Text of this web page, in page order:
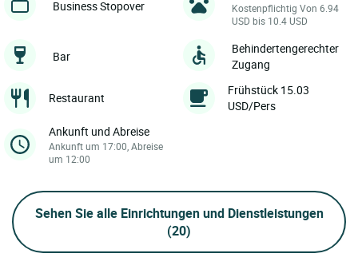
Business Stopover
Kostenpflichtig Von 6.94
USD bis 10.4 USD
Bar
Behindertengerechter
Zugang
Restaurant
Frühstück 15.03
USD/Pers
Ankunft und Abreise
Ankunft um 17:00, Abreise
um 12:00
Sehen Sie alle Einrichtungen und Dienstleistungen
(20)